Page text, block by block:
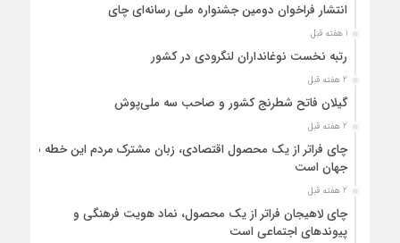
انتشار فراخوان دومین جشنواره ملی رسانه‌ای چای
1 هفته قبل
رتبه نخست نوغانداران لنگرودی در کشور
2 هفته قبل
گیلان فاتح شطرنج کشور و صاحب سه ملی‌پوش
2 هفته قبل
چای فراتر از یک محصول اقتصادی، زبان مشترک مردم این خطه با
جهان است
2 هفته قبل
چای لاهیجان فراتر از یک محصول، نماد هویت فرهنگی و
پیوندهای اجتماعی است